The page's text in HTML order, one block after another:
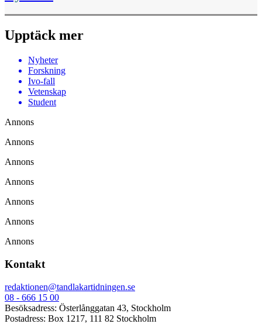
Upptäck mer
Nyheter
Forskning
Ivo-fall
Vetenskap
Student
Annons
Annons
Annons
Annons
Annons
Annons
Annons
Kontakt
redaktionen@tandlakartidningen.se
08 - 666 15 00
Besöksadress: Österlånggatan 43, Stockholm
Postadress: Box 1217, 111 82 Stockholm